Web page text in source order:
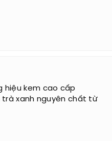
hiệu kem cao cấp
trà xanh nguyên chất từ